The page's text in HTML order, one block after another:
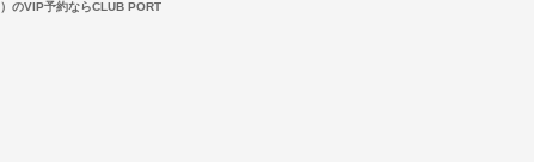
のVIP予約ならCLUB PORT